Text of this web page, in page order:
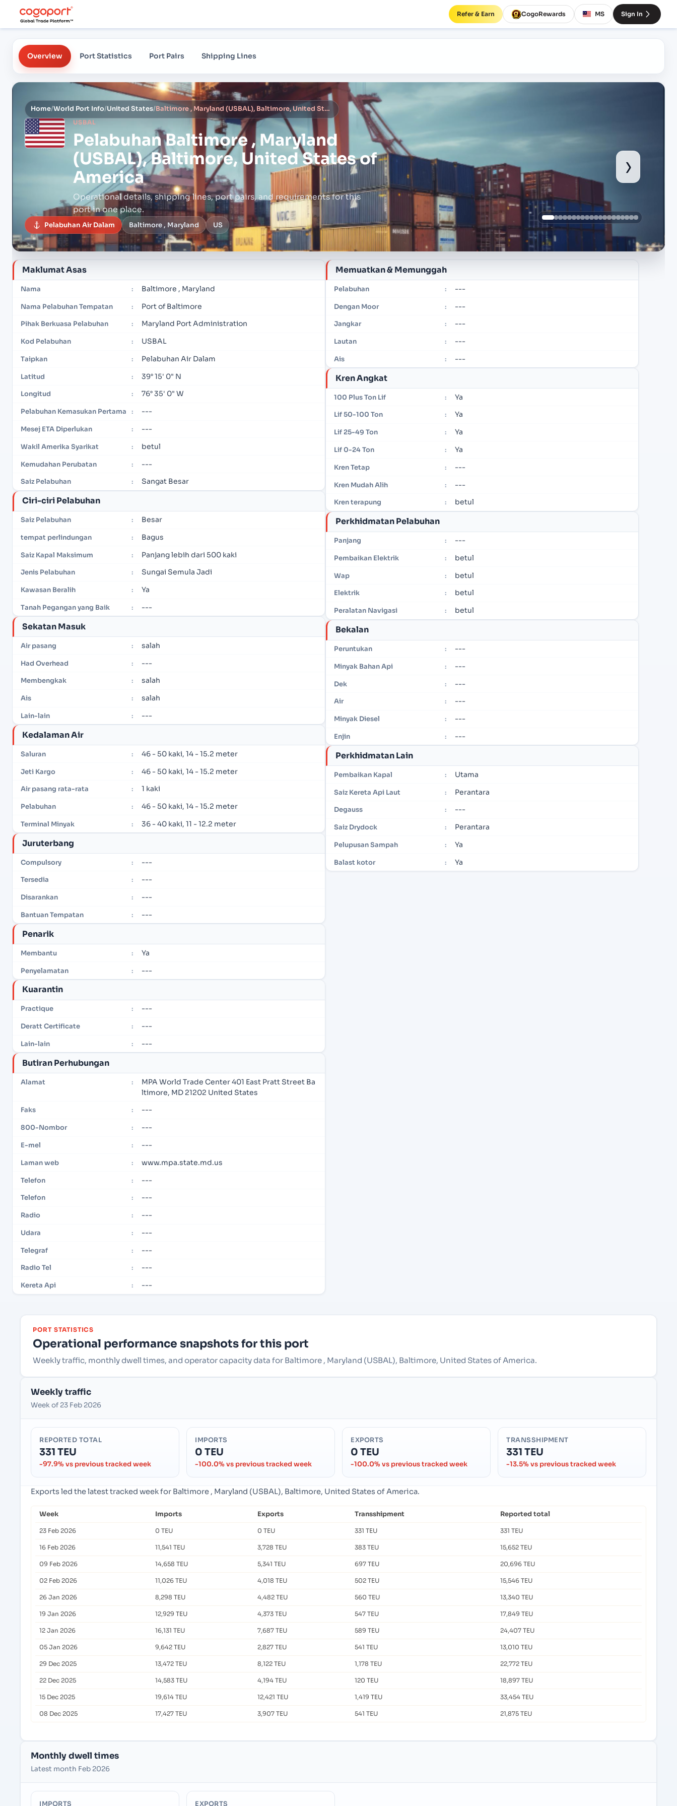
Refer & Earn CogoRewards MS Sign In
Overview Port Statistics Port Pairs Shipping Lines
Home/World Port Info/United States/ Baltimore , Maryland (USBAL), Baltimore, United States of America
USBAL
PelabuhanBaltimore , Maryland
(USBAL), Baltimore, United States of
America
Operational details, shipping lines, port pairs, and requirements for this
port in one place.
Pelabuhan Air Dalam Baltimore , Maryland US
›
Maklumat Asas
Nama : Baltimore , Maryland
Nama Pelabuhan Tempatan : Port of Baltimore
Pihak Berkuasa Pelabuhan : Maryland Port Administration
Kod Pelabuhan : USBAL
Taipkan : Pelabuhan Air Dalam
Latitud : 39° 15' 0" N
Longitud : 76° 35' 0" W
Pelabuhan Kemasukan Pertama : ---
Mesej ETA Diperlukan : ---
Wakil Amerika Syarikat : betul
Kemudahan Perubatan : ---
Saiz Pelabuhan : Sangat Besar
Ciri-ciri Pelabuhan
Saiz Pelabuhan : Besar
tempat perlindungan : Bagus
Saiz Kapal Maksimum : Panjang lebih dari 500 kaki
Jenis Pelabuhan : Sungai Semula Jadi
Kawasan Beralih : Ya
Tanah Pegangan yang Baik : ---
Sekatan Masuk
Air pasang : salah
Had Overhead : ---
Membengkak : salah
Ais : salah
Lain-lain : ---
Kedalaman Air
Saluran : 46 - 50 kaki, 14 - 15.2 meter
Jeti Kargo : 46 - 50 kaki, 14 - 15.2 meter
Air pasang rata-rata : 1 kaki
Pelabuhan : 46 - 50 kaki, 14 - 15.2 meter
Terminal Minyak : 36 - 40 kaki, 11 - 12.2 meter
Juruterbang
Compulsory : ---
Tersedia : ---
Disarankan : ---
Bantuan Tempatan : ---
Penarik
Membantu : Ya
Penyelamatan : ---
Kuarantin
Practique : ---
Deratt Certificate : ---
Lain-lain : ---
Butiran Perhubungan
Alamat :
MPA World Trade Center 401 East Pratt Street Ba
ltimore, MD 21202 United States
Faks : ---
800-Nombor : ---
E-mel : ---
Laman web : www.mpa.state.md.us
Telefon : ---
Telefon : ---
Radio : ---
Udara : ---
Telegraf : ---
Radio Tel : ---
Kereta Api : ---
Memuatkan & Memunggah
Pelabuhan : ---
Dengan Moor : ---
Jangkar : ---
Lautan : ---
Ais : ---
Kren Angkat
100 Plus Ton Lif : Ya
Lif 50-100 Ton : Ya
Lif 25-49 Ton : Ya
Lif 0-24 Ton : Ya
Kren Tetap : ---
Kren Mudah Alih : ---
Kren terapung : betul
Perkhidmatan Pelabuhan
Panjang : ---
Pembaikan Elektrik : betul
Wap : betul
Elektrik : betul
Peralatan Navigasi : betul
Bekalan
Peruntukan : ---
Minyak Bahan Api : ---
Dek : ---
Air : ---
Minyak Diesel : ---
Enjin : ---
Perkhidmatan Lain
Pembaikan Kapal : Utama
Saiz Kereta Api Laut : Perantara
Degauss : ---
Saiz Drydock : Perantara
Pelupusan Sampah : Ya
Balast kotor : Ya
PORT STATISTICS
Operational performance snapshots for this port
Weekly traffic, monthly dwell times, and operator capacity data for Baltimore , Maryland (USBAL), Baltimore, United States of America.
Weekly traffic
Week of 23 Feb 2026
REPORTED TOTAL
331 TEU
-97.9% vs previous tracked week
IMPORTS
0 TEU
-100.0% vs previous tracked week
EXPORTS
0 TEU
-100.0% vs previous tracked week
TRANSSHIPMENT
331 TEU
-13.5% vs previous tracked week
Exports led the latest tracked week for Baltimore , Maryland (USBAL), Baltimore, United States of America.
Week Imports Exports Transshipment Reported total
23 Feb 2026 0 TEU 0 TEU 331 TEU 331 TEU
16 Feb 2026 11,541 TEU 3,728 TEU 383 TEU 15,652 TEU
09 Feb 2026 14,658 TEU 5,341 TEU 697 TEU 20,696 TEU
02 Feb 2026 11,026 TEU 4,018 TEU 502 TEU 15,546 TEU
26 Jan 2026 8,298 TEU 4,482 TEU 560 TEU 13,340 TEU
19 Jan 2026 12,929 TEU 4,373 TEU 547 TEU 17,849 TEU
12 Jan 2026 16,131 TEU 7,687 TEU 589 TEU 24,407 TEU
05 Jan 2026 9,642 TEU 2,827 TEU 541 TEU 13,010 TEU
29 Dec 2025 13,472 TEU 8,122 TEU 1,178 TEU 22,772 TEU
22 Dec 2025 14,583 TEU 4,194 TEU 120 TEU 18,897 TEU
15 Dec 2025 19,614 TEU 12,421 TEU 1,419 TEU 33,454 TEU
08 Dec 2025 17,427 TEU 3,907 TEU 541 TEU 21,875 TEU
Monthly dwell times
Latest month Feb 2026
IMPORTS EXPORTS